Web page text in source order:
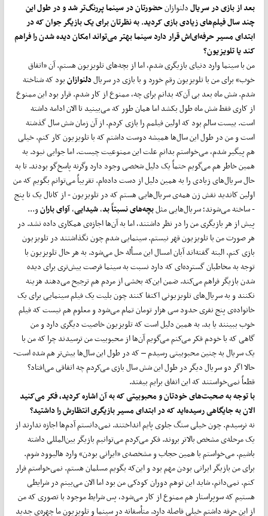
بعد از بازی در سریالدلنوازانحضورتان در سینما پررنگتر شد و در طول این
چند سال فیلمهای زیادی بازی کردید. به نظرتان برای یک بازیگر جوان که در
ابتدای مسیر حرفهایاش قرار دارد سینما بهتر میتواند امکان دیده شدن را فراهم
کند یا تلویزیون؟
من با سینما وارد دنیای بازیگری شدم، اما از بچه‌های تلویزیون هستم. آن «اتفاق
خوب» برای من با تلویزیون رقم خورد و با بازی در سریالدلنوازانبود که شناخته
شدم. شش ماه بعد بی آن‌که بدانم برای چه، ممنوع از کار شدم. قرار بود این ممنوع
از کاری فقط شش ماه طول بکشد اما همان طور که می‌بینید تا الان ادامه داشته
است. بیست سالم بود که اولین فیلمم را بازی کردم. از آن زمان شش سال گذشته
است و من در طول این سال‌ها همیشه دوست داشتم که با تلویزیون کار کنم. خیلی
هم پیگیر شدم، می‌خواستم بدانم علت این ممنوعیت چیست. اما جوابی نبود. به
همین خاطر هم می‌گویم حتماً یک دلیل شخصی وجود دارد وگرنه پاسخ‌گو بودند. تا به
حال سریال‌های زیادی را به همین دلیل از دست داده‌ام. تقریباً می‌توانم بگویم که من
اولین کاندید نقش زن همه‌ی سریال‌هایی هستم که در تلویزیون - از کانال یک تا پنج
- ساخته می‌شوند؛ سریال‌هایی مثلبچههای نسبتاً بد،شیدایی،آوای بارانو...
پیش از هر بازیگری من را در نظر داشتند، اما به آن‌ها اجازه‌ی همکاری داده نشد. در
هر صورت من با تلویزیون قهر نیستم. سینمایی شدم چون نگذاشتند در تلویزیون
بازی کنم. البته گفته‌اند آبان امسال این مسأله حل می‌شود. به هر حال تلویزیون با
توجه به مخاطبان گسترده‌ای که دارد نسبت به سینما فرصت بیش‌تری برای دیده
شدن بازیگر فراهم می‌کند. ضمن این‌که بخشی از مردم هم ترجیح می‌دهند هزینه
نکنند و به سریال‌های تلویزیونی اکتفا کنند چون بلیت یک فیلم سینمایی برای یک
خانواده‌ی پنج نفری حدود سی هزار تومان تمام می‌شود و معلوم هم نیست که فیلم
خوب ببینند یا بد. به همین دلیل است که تلویزیون خاصیت دیگری دارد و من
گاهی که با خودم فکر می‌کنم می‌گویم آن‌ها از محبوبیت من ترسیدند چرا که من با
یک سریال به چنین محبوبیتی رسیدم – که در طول این سال‌ها بیش‌تر هم شده است-
حالا اگر دو سریال دیگر در طول این شش سال بازی می‌کردم چه اتفاقی می‌افتاد؟
قطعاً نمی‌خواستند که این اتفاق برایم بیفتد.
با توجه به صحبتهای خودتان و محبوبیتی که به آن اشاره کردید، فکر میکنید
الان به جایگاهی رسیدهاید که در ابتدای مسیر بازیگری انتظارش را داشتید؟
نه نرسیدم. چون خیلی سنگ جلوی پایم انداختند. نمی‌دانستم آدم‌ها اجازه ندارند از
یک مرحله‌ی مشخص بالاتر بروند. فکر می‌کردم می‌توانیم بازیگر بین‌المللی داشته
باشیم. می‌خواستم با همین حجاب و مشخصه‌ی «ایرانی بودن» وارد هالیوود شوم.
برای من بازیگر ایرانی بودن مهم بود و این‌که بگویم مسلمان هستم. نمی‌خواستم فرار
کنم. نمی‌دانم، شاید این توهم دوران کودکی من بود اما الان می‌بینم در شرایطی
هستیم که سوپراستار هم ممنوع از کار می‌شود، پس شرایط موجود با تصوری که من
از این حرفه داشتم خیلی فاصله دارد. متأسفانه در سینما و تلویزیون ما چهره‌ی جدید